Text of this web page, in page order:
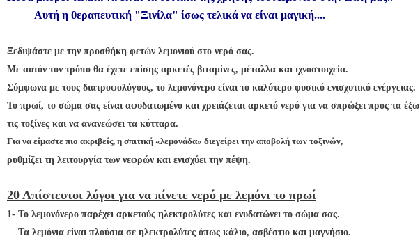
Αυτή η θεραπευτική "Ξινίλα" ίσως τελικά να είναι μαγική....
Ξεδιψάστε με την προσθήκη φετών λεμονιού στο νερό σας.
Με αυτόν τον τρόπο θα έχετε επίσης αρκετές βιταμίνες, μέταλλα και ιχνοστοιχεία.
Σύμφωνα με τους διατροφολόγους, το λεμονόνερο είναι το καλύτερο φυσικό ενισχυτικό ενέργειας.
Το πρωί, το σώμα σας είναι αφυδατωμένο και χρειάζεται αρκετό νερό για να σπρώξει προς τα έξω
τις τοξίνες και να ανανεώσει τα κύτταρα.
Για να είμαστε πιο ακριβείς, η σπιτική «λεμονάδα» διεγείρει την αποβολή των τοξινών,
ρυθμίζει τη λειτουργία των νεφρών και ενισχύει την πέψη.
20 Απίστευτοι λόγοι για να πίνετε νερό με λεμόνι το πρωί
1- Το λεμονόνερο παρέχει αρκετούς ηλεκτρολύτες και ενυδατώνει το σώμα σας.
Τα λεμόνια είναι πλούσια σε ηλεκτρολύτες όπως κάλιο, ασβέστιο και μαγνήσιο.